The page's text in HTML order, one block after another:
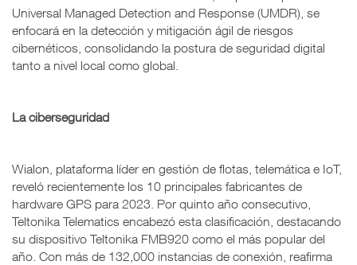
Universal Managed Detection and Response (UMDR), se
enfocará en la detección y mitigación ágil de riesgos
cibernéticos, consolidando la postura de seguridad digital
tanto a nivel local como global.
La ciberseguridad
Wialon, plataforma líder en gestión de flotas, telemática e IoT,
reveló recientemente los 10 principales fabricantes de
hardware GPS para 2023. Por quinto año consecutivo,
Teltonika Telematics encabezó esta clasificación, destacando
su dispositivo Teltonika FMB920 como el más popular del
año. Con más de 132,000 instancias de conexión, reafirma